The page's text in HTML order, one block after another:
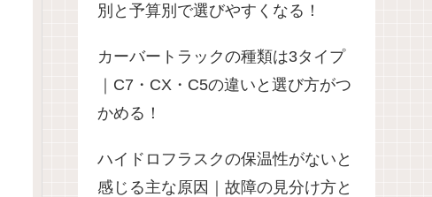
別と予算別で選びやすくなる！
カーバートラックの種類は3タイプ
｜C7・CX・C5の違いと選び方がつ
かめる！
ハイドロフラスクの保温性がないと
感じる主な原因｜故障の見分け方と